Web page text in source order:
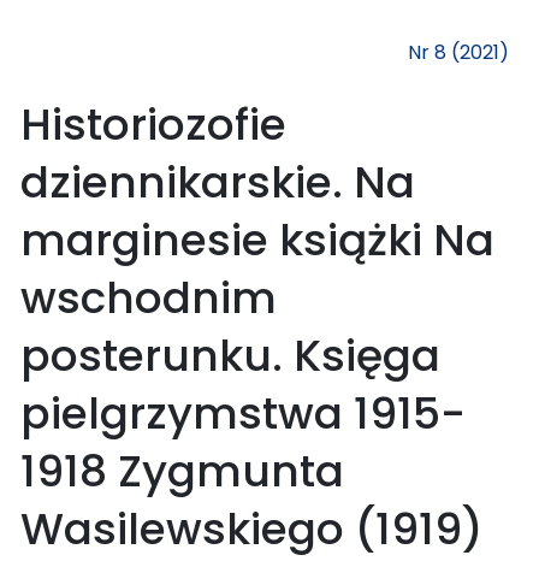
Nr 8 (2021)
Historiozofie
dziennikarskie. Na
marginesie książki Na
wschodnim
posterunku. Księga
pielgrzymstwa 1915-
1918 Zygmunta
Wasilewskiego (1919)